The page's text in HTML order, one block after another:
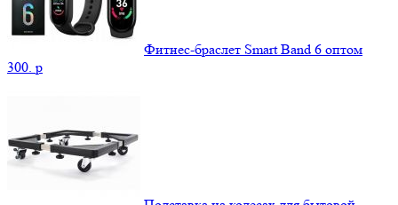
Фитнес-браслет Smart Band 6 оптом
300. p